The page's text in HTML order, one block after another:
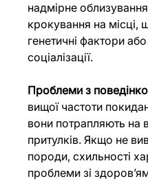
надмірне
крокування на місці,
генетичні фактори
соціалізації.
Проблеми з
вищої частоти
вони потрапляють на
притулків. Якщо не
породи, схильності
проблеми зі